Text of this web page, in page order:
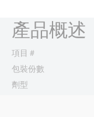
產品概述
項目＃
包裝份數
劑型